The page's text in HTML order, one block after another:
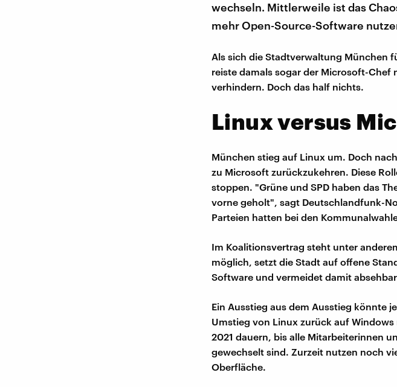
wechseln. Mittlerweile ist das
mehr Open-Source-Software
Als sich die Stadtverwaltung München
reiste damals sogar der Microsoft-Chef
verhindern. Doch das half nichts.
Linux versus
München stieg auf Linux um. Doch
zu Microsoft zurückzukehren. Diese
stoppen. "Grüne und SPD haben das
vorne geholt", sagt Deutschlandfunk-
Parteien hatten bei den
Im Koalitionsvertrag steht unter
möglich, setzt die Stadt auf offene
Software und vermeidet damit
Ein Ausstieg aus dem Ausstieg könnte
Umstieg von Linux zurück auf
2021 dauern, bis alle Mitarbeiterinnen
gewechselt sind. Zurzeit nutzen noch
Oberfläche.